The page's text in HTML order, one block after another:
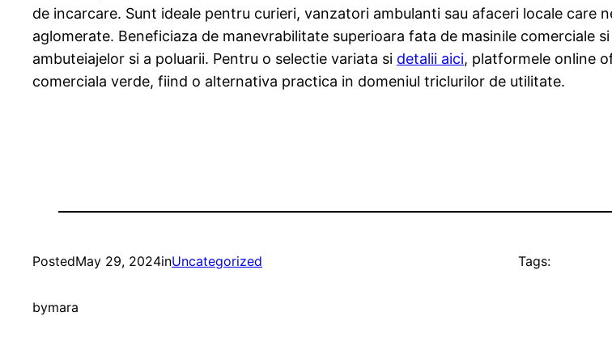
de incarcare. Sunt ideale pentru curieri, vanzatori ambulanti sau afaceri locale care
aglomerate. Beneficiaza de manevrabilitate superioara fata de masinile comerciale
ambuteiajelor si a poluarii. Pentru o selectie variata si detalii aici, platformele online
comerciala verde, fiind o alternativa practica in domeniul triclurilor de utilitate.
PostedMay 29, 2024inUncategorized
bymara
Tags: